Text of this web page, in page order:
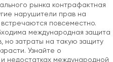
рынка контрафактная
нарушители прав на
повсеместно.
международная защита
но затраты на такую защиту
Узнайте о
недостатках международной
EN RU